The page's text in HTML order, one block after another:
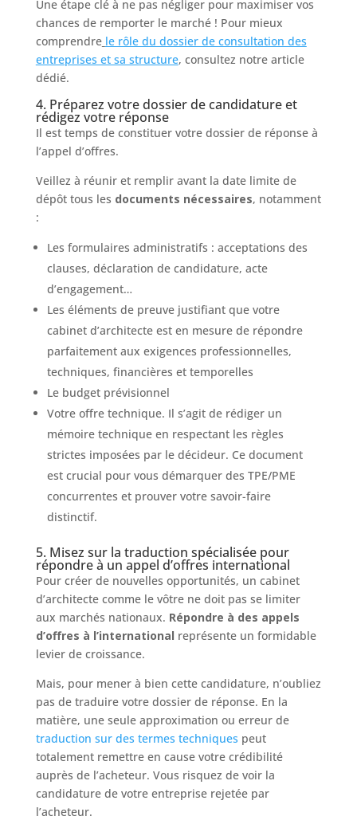
Une étape clé à ne pas négliger pour maximiser vos
chances de remporter le marché ! Pour mieux
comprendre le rôle du dossier de consultation des
entreprises et sa structure, consultez notre article
dédié.
4. Préparez votre dossier de candidature et
rédigez votre réponse
Il est temps de constituer votre dossier de réponse à
l’appel d’offres.
Veillez à réunir et remplir avant la date limite de
dépôt tous les documents nécessaires, notamment
:
Les formulaires administratifs : acceptations des
clauses, déclaration de candidature, acte
d’engagement…
Les éléments de preuve justifiant que votre
cabinet d’architecte est en mesure de répondre
parfaitement aux exigences professionnelles,
techniques, financières et temporelles
Le budget prévisionnel
Votre offre technique. Il s’agit de rédiger un
mémoire technique en respectant les règles
strictes imposées par le décideur. Ce document
est crucial pour vous démarquer des TPE/PME
concurrentes et prouver votre savoir-faire
distinctif.
5. Misez sur la traduction spécialisée pour
répondre à un appel d’offres international
Pour créer de nouvelles opportunités, un cabinet
d’architecte comme le vôtre ne doit pas se limiter
aux marchés nationaux. Répondre à des appels
d’offres à l’international représente un formidable
levier de croissance.
Mais, pour mener à bien cette candidature, n’oubliez
pas de traduire votre dossier de réponse. En la
matière, une seule approximation ou erreur de
traduction sur des termes techniques peut
totalement remettre en cause votre crédibilité
auprès de l’acheteur. Vous risquez de voir la
candidature de votre entreprise rejetée par
l’acheteur.